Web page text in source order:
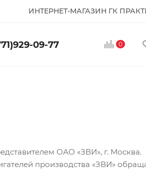
ИНТЕРНЕТ-МАГАЗИН ГК
0
09-77
ОАО «ЗВИ», г. Москва.
производства «ЗВИ»